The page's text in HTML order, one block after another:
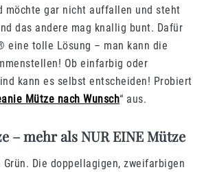
möchte gar nicht auffallen und steht
das andere mag knallig bunt. Dafür
eine tolle Lösung – man kann die
Ob einfarbig oder
kann es selbst entscheiden! Probiert
Mütze nach Wunsch“ aus.
– mehr als NUR EINE Mütze
Grün. Die doppellagigen, zweifarbigen